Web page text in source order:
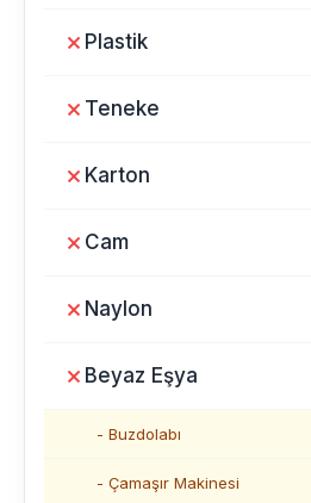
Plastik
Teneke
Karton
Cam
Naylon
Beyaz Eşya
- Buzdolabı
- Çamaşır Makinesi